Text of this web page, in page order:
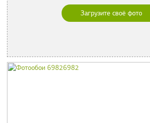
Загрузите своё фото